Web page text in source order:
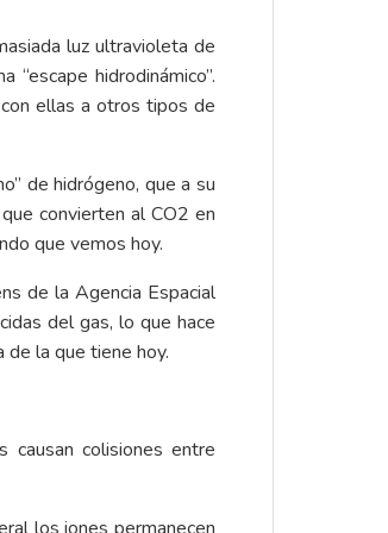
luz ultravioleta de
hidrodinámico”.
ellas a otros tipos de
de hidrógeno, que a su
convierten al CO2 en
que vemos hoy.
de la Agencia Espacial
del gas, lo que hace
de la que tiene hoy.
causan colisiones entre